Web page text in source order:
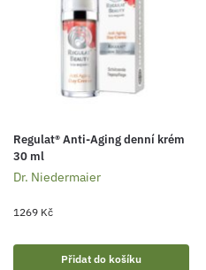
Regulat® Anti-Aging denní krém
30 ml
Dr. Niedermaier
1269 Kč
Přidat do košíku